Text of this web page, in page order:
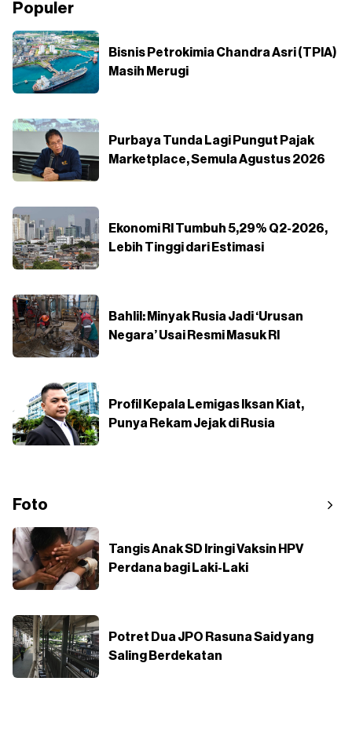
Populer
Bisnis Petrokimia Chandra Asri (TPIA)
Masih Merugi
Purbaya Tunda Lagi Pungut Pajak
Marketplace, Semula Agustus 2026
Ekonomi RI Tumbuh 5,29% Q2-2026,
Lebih Tinggi dari Estimasi
Bahlil: Minyak Rusia Jadi ‘Urusan
Negara’ Usai Resmi Masuk RI
Profil Kepala Lemigas Iksan Kiat,
Punya Rekam Jejak di Rusia
Foto
Tangis Anak SD Iringi Vaksin HPV
Perdana bagi Laki-Laki
Potret Dua JPO Rasuna Said yang
Saling Berdekatan